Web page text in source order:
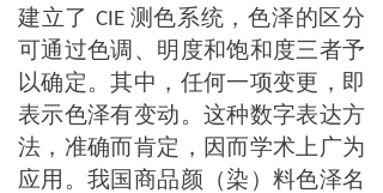
建立了 CIE 测色系统，色泽的区分
可通过色调、明度和饱和度三者予
以确定。其中，任何一项变更，即
表示色泽有变动。这种数字表达方
法，准确而肯定，因而学术上广为
应用。我国商品颜（染）料色泽名